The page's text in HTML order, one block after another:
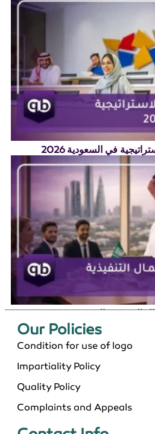
في السعودية 2026
بالسعودية 2026
Our Policies​
Condition for use of logo
Impartiality Policy
Quality Policy
Complaints and Appeals